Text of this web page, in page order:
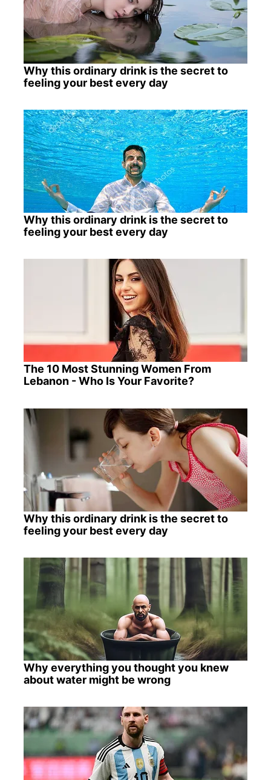
Why this ordinary drink is the secret to
feeling your best every day
Why this ordinary drink is the secret to
feeling your best every day
The 10 Most Stunning Women From
Lebanon - Who Is Your Favorite?
Why this ordinary drink is the secret to
feeling your best every day
Why everything you thought you knew
about water might be wrong